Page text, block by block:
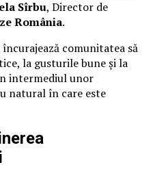
Sîrbu, Director de
România.
încurajează comunitatea să
la gusturile bune și la
intermediul unor
natural în care este